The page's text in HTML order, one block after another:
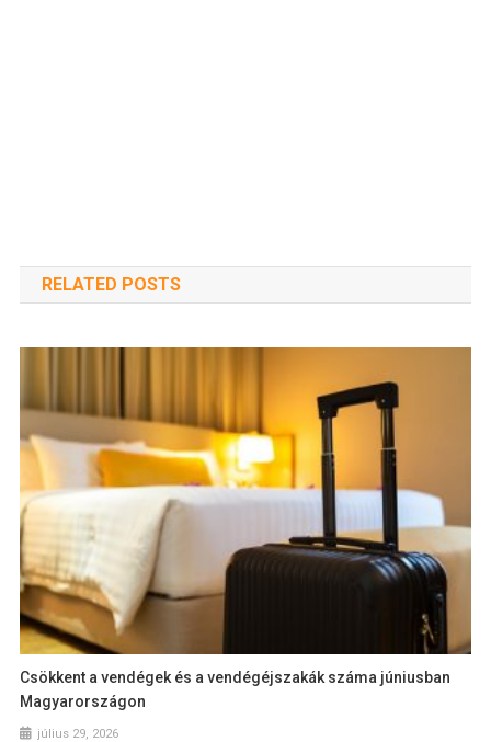
RELATED POSTS
Csökkent a vendégek és a vendégéjszakák száma júniusban
Magyarországon
július 29, 2026